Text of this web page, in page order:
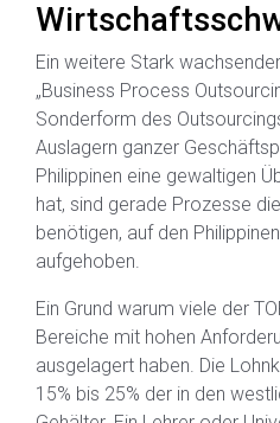
Ein weitere Stark
„Business Process
Sonderform des
Auslagern ganzer
Philippinen eine gewaltigen
hat, sind gerade Prozesse
benötigen, auf den
aufgehoben.
Ein Grund warum viele der
Bereiche mit hohen
ausgelagert haben. Die
15% bis 25% der in den